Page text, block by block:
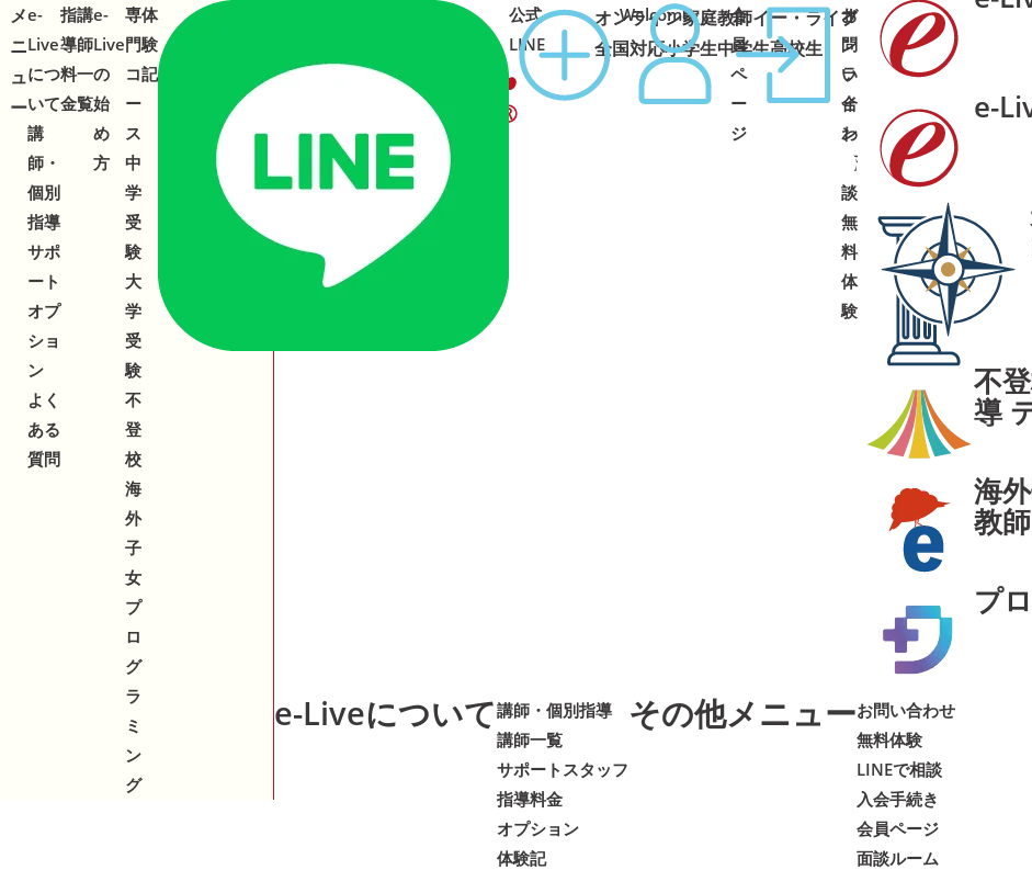
メ
ニ
ュ
ー
オンライン家庭教師イー・ライブ
全国対応小学生中学生高校生
メ
ニ
ュ
ー
e-
Live
につ
いて
講
師・
個別
指導
サポ
ート
オプ
ショ
ン
よく
ある
質問
指
導
料
金
講
師
一
覧
e-
Live
の
始
め
方
専
門
コ
ー
ス
中
学
受
験
大
学
受
験
不
登
校
海
外
子
女
プ
ロ
グ
ラ
ミ
ン
グ
体
験
記
公式
LINE
Welcome
会
員
ペ
ー
ジ
オ
ン
ラ
イ
ン
面
談
お
問
い
合
わ
せ
・
無
料
体
験
➜
21:00 土日祝可
コース
e-
不
導
海
教
プ
e-Liveについて講師・個別指導
講師一覧
サポートスタッフ
指導料金
オプション
体験記
その他メニューお問い合わせ
無料体験
LINEで相談
入会手続き
会員ページ
面談ルーム